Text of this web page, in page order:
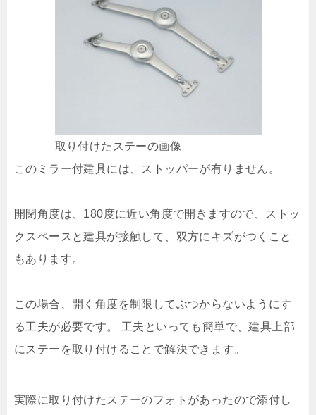
取り付けたステーの画像
このミラー付建具には、ストッパーが有りません。
開閉角度は、180度に近い角度で開きますので、ストッ
クスペースと建具が接触して、双方にキズがつくこと
もあります。
この場合、開く角度を制限してぶつからないようにす
る工夫が必要です。 工夫といっても簡単で、建具上部
にステーを取り付けることで解決できます。
実際に取り付けたステーのフォトがあったので添付し